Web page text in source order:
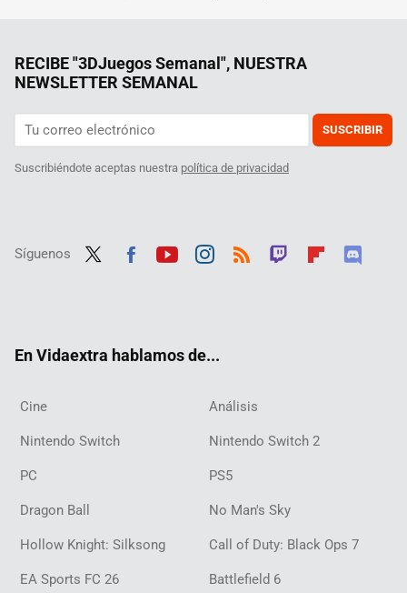
RECIBE "3DJuegos Semanal", NUESTRA
NEWSLETTER SEMANAL
SUSCRIBIR
Suscribiéndote aceptas nuestra política de privacidad
Síguenos
En Vidaextra hablamos de...
Cine Análisis
Nintendo Switch Nintendo Switch 2
PC PS5
Dragon Ball No Man's Sky
Hollow Knight: Silksong Call of Duty: Black Ops 7
EA Sports FC 26 Battlefield 6